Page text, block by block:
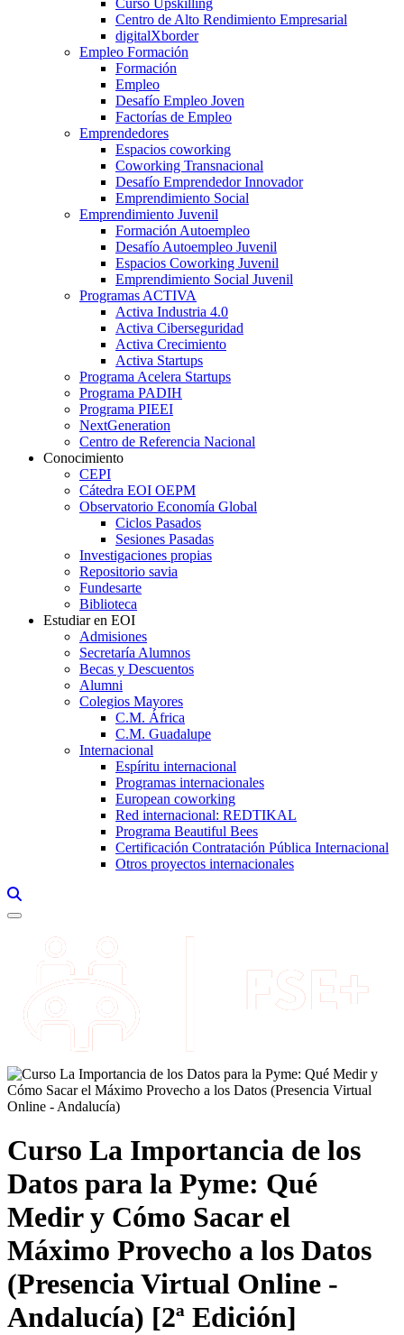
Centro de Alto Rendimiento Empresarial
digitalXborder
Empleo Formación
Formación
Empleo
Desafío Empleo Joven
Factorías de Empleo
Emprendedores
Espacios coworking
Coworking Transnacional
Desafío Emprendedor Innovador
Emprendimiento Social
Emprendimiento Juvenil
Formación Autoempleo
Desafío Autoempleo Juvenil
Espacios Coworking Juvenil
Emprendimiento Social Juvenil
Programas ACTIVA
Activa Industria 4.0
Activa Ciberseguridad
Activa Crecimiento
Activa Startups
Programa Acelera Startups
Programa PADIH
Programa PIEEI
NextGeneration
Centro de Referencia Nacional
Conocimiento
CEPI
Cátedra EOI OEPM
Observatorio Economía Global
Ciclos Pasados
Sesiones Pasadas
Investigaciones propias
Repositorio savia
Fundesarte
Biblioteca
Estudiar en EOI
Admisiones
Secretaría Alumnos
Becas y Descuentos
Alumni
Colegios Mayores
C.M. África
C.M. Guadalupe
Internacional
Espíritu internacional
Programas internacionales
European coworking
Red internacional: REDTIKAL
Programa Beautiful Bees
Certificación Contratación Pública Internacional
Otros proyectos internacionales
Curso La Importancia de los
Datos para la Pyme: Qué
Medir y Cómo Sacar el
Máximo Provecho a los Datos
(Presencia Virtual Online -
Andalucía) [2ª Edición]